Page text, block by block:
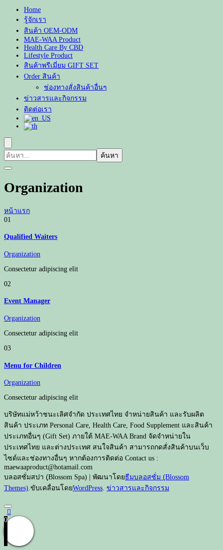
Home
รู้จักเรา
สินค้า OEM-ODM
MAE-WAA Product
Health Care By CBD
Lifestyle Product
สินค้าพรีเมี่ยม GIFT SET
Order สินค้า
ช่องทางสั่งสินค้าอื่นๆ
ข่าวสารและกิจกรรม
ติดต่อเรา
ค้นหา
Organization
หน้าแรก
01
Qualified Waiters
Organization
Consectetur adipiscing elit
02
Event Manager
Organization
Consectetur adipiscing elit
03
Menu for Children
Organization
Consectetur adipiscing elit
บริษัทแม่หว้าชนะเลิศจำกัด ประเทศไทย จำหน่ายสินค้า และรับผลิต
สินค้า ประเภท Personal Care, Health Care, Food Supplement และสินค้า
ประเภทอื่นๆ (Gift Set) ภายใต้ MAE-WAA Brand จัดจำหน่ายใน
ประเทศไทย และต่างประเทศ สนใจสินค้า สามารถกดสั่งสินค้าบนเว็บ
ไซด์และช่องทางอื่นๆ หากต้องการติดต่อ Contact us :
maewaaproduct@hotamail.com
บลอสซั่มสปา (ฺBlossom Spa) | พัฒนาโดยธีมบลอสซั่ม (ฺBlossom
Themes).ขับเคลื่อนโดยWordPress. ข่าวสารและกิจกรรม
0